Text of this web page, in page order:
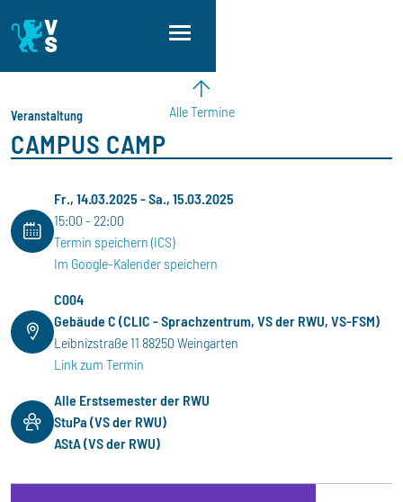
Alle Termine
Veranstaltung
CAMPUS CAMP
Fr., 14.03.2025-Sa., 15.03.2025
15:00
22:00
Termin speichern (ICS)
Im Google-Kalender speichern
C004
Gebäude C (CLIC - Sprachzentrum, VS der RWU, VS-FSM)
Leibnizstraße 11 88250 Weingarten
Link zum Termin
Alle Erstsemester der RWU
StuPa (VS der RWU)
AStA (VS der RWU)